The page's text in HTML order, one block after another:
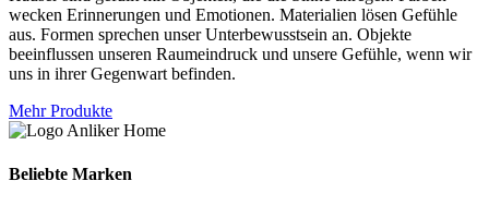
wecken Erinnerungen und Emotionen. Materialien lösen Gefühle
aus. Formen sprechen unser Unterbewusstsein an. Objekte
beeinflussen unseren Raumeindruck und unsere Gefühle, wenn wir
uns in ihrer Gegenwart befinden.
Mehr Produkte
Beliebte Marken